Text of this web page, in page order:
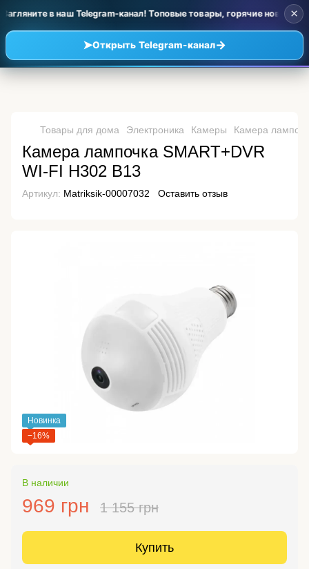
в наш Telegram-канал! Топовые товары, горячие новинки
➤Открыть Telegram-канал→
×
Товары для дома Электроника Камеры Камера
Камера лампочка SMART+DVR
WI-FI H302 B13
Артикул: Matriksik-00007032 Оставить отзыв
Новинка
−16%
В наличии
969 грн 1 155 грн
Купить